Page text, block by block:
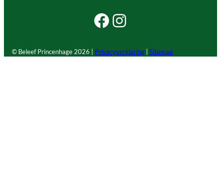
Facebook Beleef Princenhage
Instagram Beleef Princenhage
© Beleef Princenhage 2026 | Privacyverklaring | Sitemap